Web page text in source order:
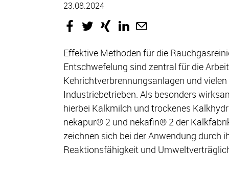
23.08.2024
Effektive Methoden für die
Entschwefelung sind zentral für die
Kehrichtverbrennungsanlagen und vielen
Industriebetrieben. Als besonders
hierbei Kalkmilch und trockenes
nekapur® 2 und nekafin® 2 der
zeichnen sich bei der Anwendung durch
Reaktionsfähigkeit und